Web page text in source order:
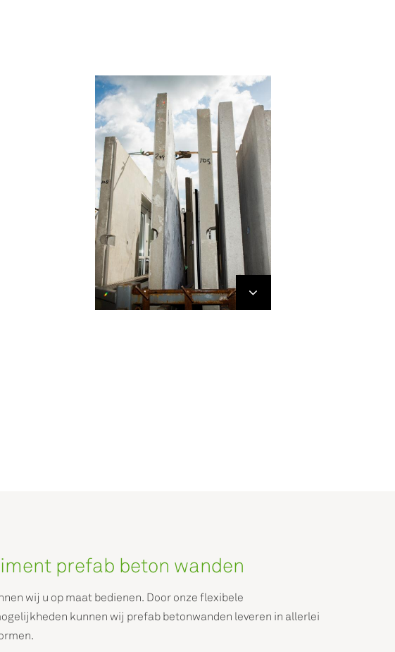
prefab beton wanden
wij u op maat bedienen. Door onze flexibele
kunnen wij prefab betonwanden leveren in allerlei